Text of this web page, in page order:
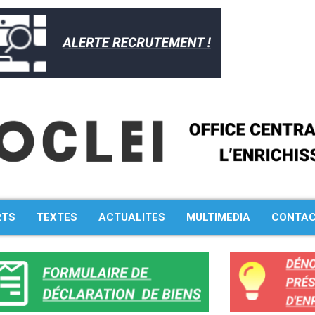
TEXTES ACTUALITES MULTIMEDIA